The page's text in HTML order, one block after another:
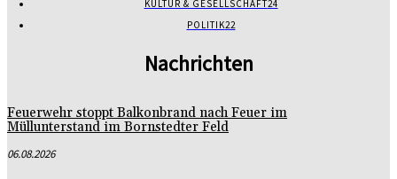
KULTUR & GESELLSCHAFT24
POLITIK22
Nachrichten
Feuerwehr stoppt Balkonbrand nach Feuer im
Müllunterstand im Bornstedter Feld
06.08.2026